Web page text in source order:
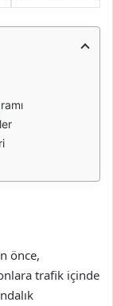
önce,
trafik içinde